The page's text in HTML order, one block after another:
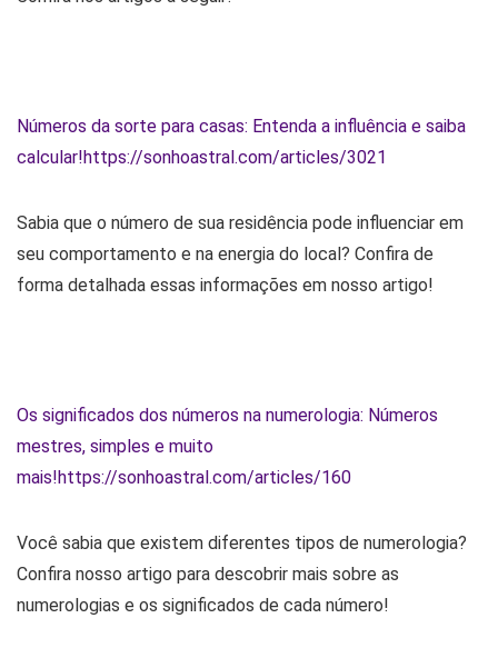
Números da sorte para casas: Entenda a influência e saiba
calcular!https://sonhoastral.com/articles/3021
Sabia que o número de sua residência pode influenciar em
seu comportamento e na energia do local? Confira de
forma detalhada essas informações em nosso artigo!
Os significados dos números na numerologia: Números
mestres, simples e muito
mais!https://sonhoastral.com/articles/160
Você sabia que existem diferentes tipos de numerologia?
Confira nosso artigo para descobrir mais sobre as
numerologias e os significados de cada número!